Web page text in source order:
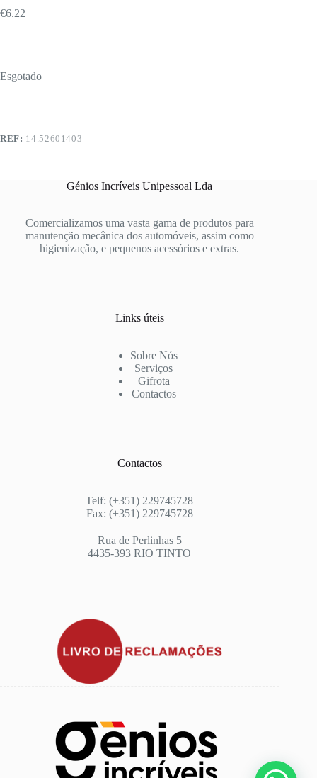
€6.22
Esgotado
REF: 14.52601403
Génios Incríveis Unipessoal Lda
Comercializamos uma vasta gama de produtos para
manutenção mecânica dos automóveis, assim como
higienização, e pequenos acessórios e extras.
Links úteis
Sobre Nós
Serviços
Gifrota
Contactos
Contactos
Telf: (+351) 229745728
Fax: (+351) 229745728
Rua de Perlinhas 5
4435-393 RIO TINTO